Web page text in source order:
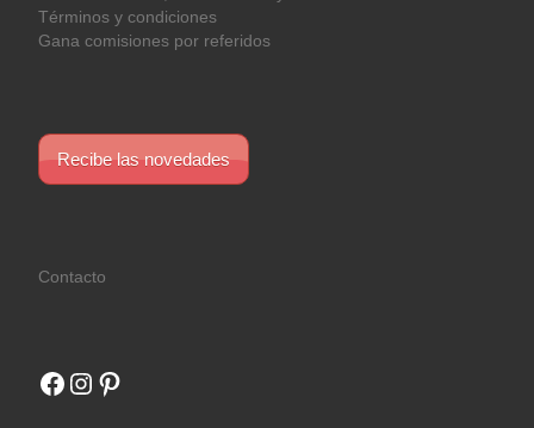
Términos y condiciones
Gana comisiones por referidos
Recibe las novedades
Contacto
Facebook
Instagram
Pinterest